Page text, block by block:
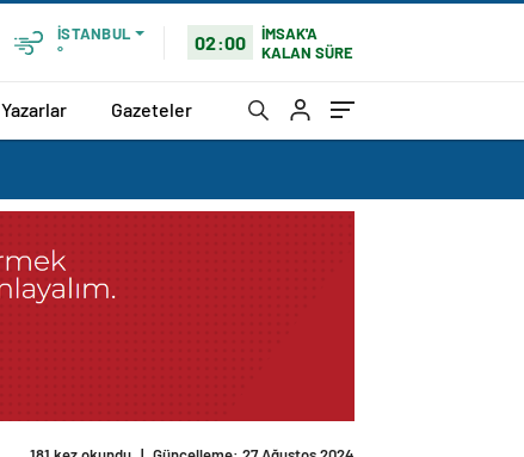
İSTANBUL
°
02:00
İMSAK'A
KALAN SÜRE
Yazarlar Gazeteler